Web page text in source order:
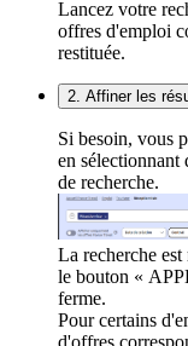
Lancez votre
offres d'emploi
restituée.
2. Affiner les
Si besoin, vous
en sélectionnant
de recherche.
La recherche
le bouton «
ferme.
Pour certains
d'offres